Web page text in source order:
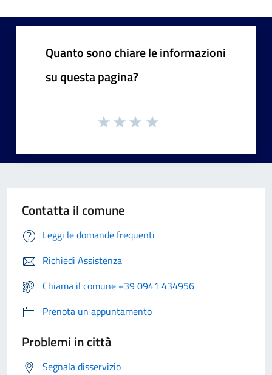
Quanto sono chiare le informazioni
su questa pagina?
Contatta il comune
Leggi le domande frequenti
Richiedi Assistenza
Chiama il comune +39 0941 434956
Prenota un appuntamento
Problemi in città
Segnala disservizio